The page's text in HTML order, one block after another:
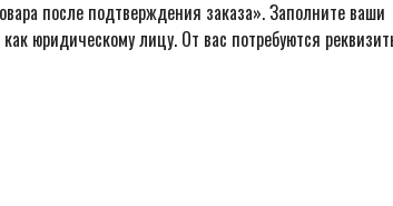
после подтверждения заказа». Заполните ваши
юридическому лицу. От вас потребуются